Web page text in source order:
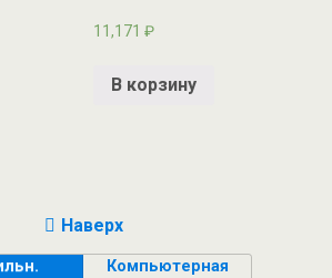
11,171 ₽
В корзину
Наверх
Компьютерная